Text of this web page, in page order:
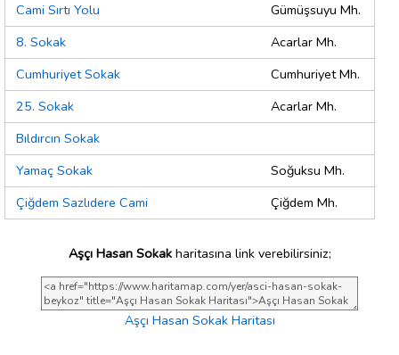
Cami Sırtı Yolu
Gümüşsuyu Mh.
8. Sokak
Acarlar Mh.
Cumhuriyet Sokak
Cumhuriyet Mh.
25. Sokak
Acarlar Mh.
Bıldırcın Sokak
Yamaç Sokak
Soğuksu Mh.
Çiğdem Sazlıdere Cami
Çiğdem Mh.
Aşçı Hasan Sokakharitasına link verebilirsiniz;
Aşçı Hasan Sokak Haritası